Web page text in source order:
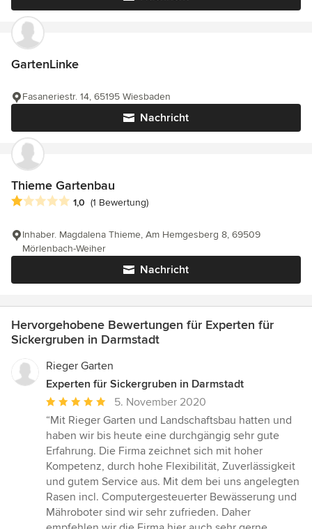
GartenLinke
Nachricht
Fasaneriestr. 14, 65195 Wiesbaden
Thieme Gartenbau
Durchschnittliche Bewertung: 1 von 5 Sternen
1,0 (1 Bewertung)
Nachricht
Inhaber. Magdalena Thieme, Am Hemgesberg 8, 69509
Mörlenbach-Weiher
Hervorgehobene Bewertungen für Experten für
Sickergruben in Darmstadt
Rieger Garten
Experten für Sickergruben in Darmstadt
Durchschnittliche
Bewertung:
5
von
5
Sternen
5. November 2020
“Mit Rieger Garten und Landschaftsbau hatten und
haben wir bis heute eine durchgängig sehr gute
Erfahrung. Die Firma zeichnet sich mit hoher
Kompetenz, durch hohe Flexibilität, Zuverlässigkeit
und gutem Service aus. Mit dem bei uns angelegten
Rasen incl. Computergesteuerter Bewässerung und
Mähroboter sind wir sehr zufrieden. Daher